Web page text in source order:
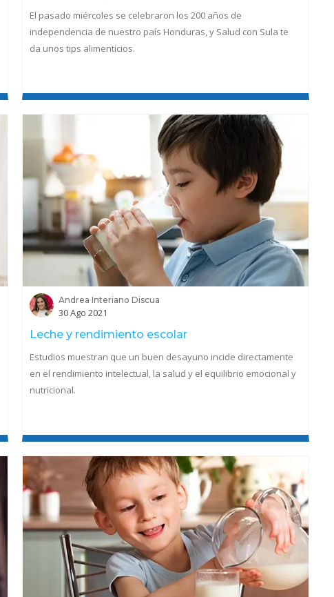
El pasado miércoles se celebraron los 200 años de
independencia de nuestro país Honduras, y Salud con Sula te
da unos tips alimenticios.
Andrea Interiano Discua
30 Ago 2021
Leche y rendimiento escolar
Estudios muestran que un buen desayuno incide directamente
en el rendimiento intelectual, la salud y el equilibrio emocional y
nutricional.